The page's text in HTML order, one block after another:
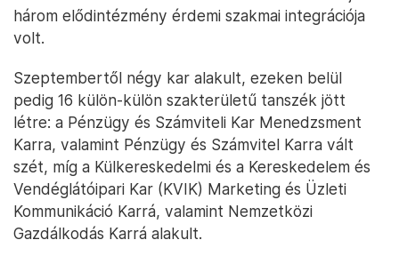
három elődintézmény érdemi szakmai integrációja
volt.
Szeptembertől négy kar alakult, ezeken belül
pedig 16 külön-külön szakterületű tanszék jött
létre: a Pénzügy és Számviteli Kar Menedzsment
Karra, valamint Pénzügy és Számvitel Karra vált
szét, míg a Külkereskedelmi és a Kereskedelem és
Vendéglátóipari Kar (KVIK) Marketing és Üzleti
Kommunikáció Karrá, valamint Nemzetközi
Gazdálkodás Karrá alakult.